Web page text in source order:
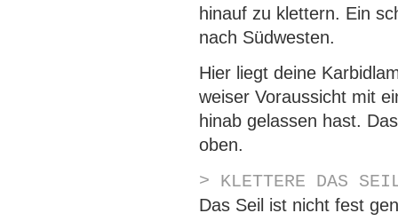
hinauf zu klettern. Ein
nach Südwesten.
Hier liegt deine
weiser Voraussicht mit
hinab gelassen hast.
oben.
> KLETTERE DAS
Das Seil ist nicht fest